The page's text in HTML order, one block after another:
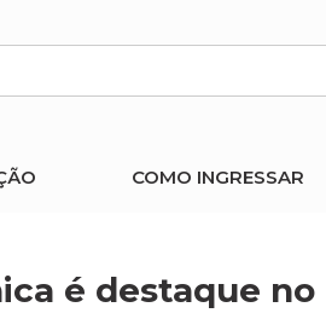
COMO INGRESSAR
é destaque no